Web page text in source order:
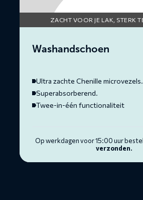
ZACHT VOOR JE LAK, STERK
Washandschoen
Ultra zachte Chenille microvezels.
Superabsorberend.
Twee-in-één functionaliteit
Op werkdagen voor 15:00 uur
verzonden.